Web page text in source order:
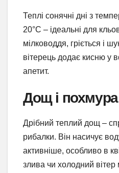
Теплі сонячні дні з
20°C – ідеальні для
мілководдя, гріється і
вітерець додає кисню у
апетит.
Дощ і
Дрібний теплий дощ –
рибалки. Він насичує
активніше, особливо в
злива чи холодний вітер